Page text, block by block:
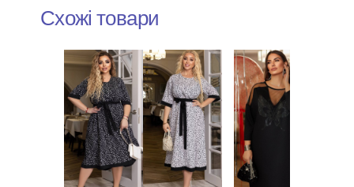
Схожі товари